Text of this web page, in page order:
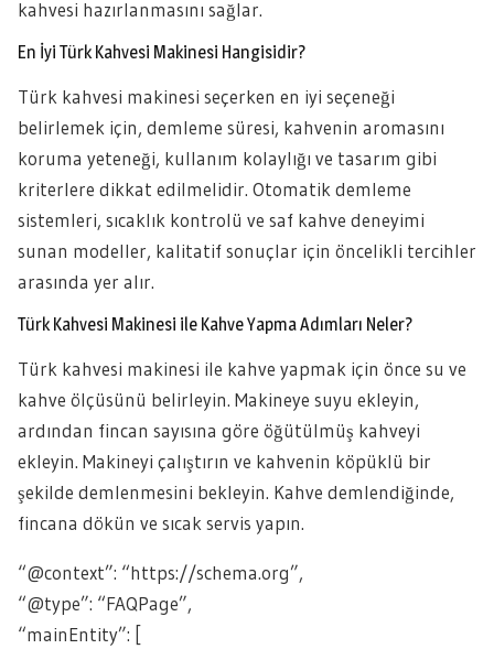
kahvesi hazırlanmasını sağlar.
En İyi Türk Kahvesi Makinesi Hangisidir?
Türk kahvesi makinesi seçerken en iyi seçeneği
belirlemek için, demleme süresi, kahvenin aromasını
koruma yeteneği, kullanım kolaylığı ve tasarım gibi
kriterlere dikkat edilmelidir. Otomatik demleme
sistemleri, sıcaklık kontrolü ve saf kahve deneyimi
sunan modeller, kalitatif sonuçlar için öncelikli tercihler
arasında yer alır.
Türk Kahvesi Makinesi ile Kahve Yapma Adımları Neler?
Türk kahvesi makinesi ile kahve yapmak için önce su ve
kahve ölçüsünü belirleyin. Makineye suyu ekleyin,
ardından fincan sayısına göre öğütülmüş kahveyi
ekleyin. Makineyi çalıştırın ve kahvenin köpüklü bir
şekilde demlenmesini bekleyin. Kahve demlendiğinde,
fincana dökün ve sıcak servis yapın.
“@context”: “https://schema.org”,
“@type”: “FAQPage”,
“mainEntity”: [